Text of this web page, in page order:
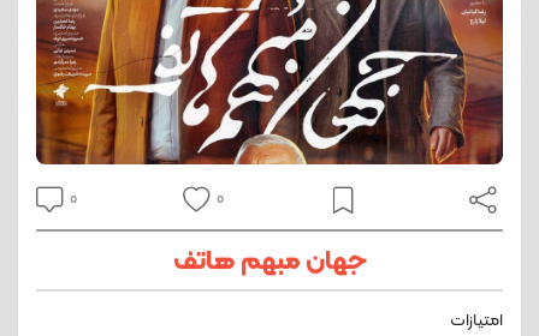
0
0
جهان مبهم هاتف
امتیازات